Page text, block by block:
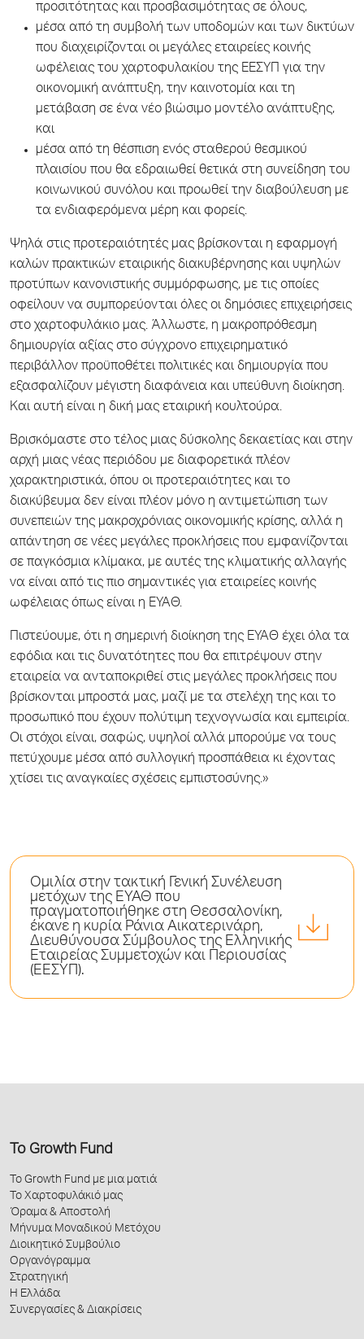
προσιτότητας και προσβασιμότητας σε όλους,
μέσα από τη συμβολή των υποδομών και των δικτύων
που διαχειρίζονται οι μεγάλες εταιρείες κοινής
ωφέλειας του χαρτοφυλακίου της ΕΕΣΥΠ για την
οικονομική ανάπτυξη, την καινοτομία και τη
μετάβαση σε ένα νέο βιώσιμο μοντέλο ανάπτυξης,
και
μέσα από τη θέσπιση ενός σταθερού θεσμικού
πλαισίου που θα εδραιωθεί θετικά στη συνείδηση του
κοινωνικού συνόλου και προωθεί την διαβούλευση με
τα ενδιαφερόμενα μέρη και φορείς.
Ψηλά στις προτεραιότητές μας βρίσκονται η εφαρμογή
καλών πρακτικών εταιρικής διακυβέρνησης και υψηλών
προτύπων κανονιστικής συμμόρφωσης, με τις οποίες
οφείλουν να συμπορεύονται όλες οι δημόσιες επιχειρήσεις
στο χαρτοφυλάκιο μας. Άλλωστε, η μακροπρόθεσμη
δημιουργία αξίας στο σύγχρονο επιχειρηματικό
περιβάλλον προϋποθέτει πολιτικές και δημιουργία που
εξασφαλίζουν μέγιστη διαφάνεια και υπεύθυνη διοίκηση.
Και αυτή είναι η δική μας εταιρική κουλτούρα.
Βρισκόμαστε στο τέλος μιας δύσκολης δεκαετίας και στην
αρχή μιας νέας περιόδου με διαφορετικά πλέον
χαρακτηριστικά, όπου οι προτεραιότητες και το
διακύβευμα δεν είναι πλέον μόνο η αντιμετώπιση των
συνεπειών της μακροχρόνιας οικονομικής κρίσης, αλλά η
απάντηση σε νέες μεγάλες προκλήσεις που εμφανίζονται
σε παγκόσμια κλίμακα, με αυτές της κλιματικής αλλαγής
να είναι από τις πιο σημαντικές για εταιρείες κοινής
ωφέλειας όπως είναι η ΕΥΑΘ.
Πιστεύουμε, ότι η σημερινή διοίκηση της ΕΥΑΘ έχει όλα τα
εφόδια και τις δυνατότητες που θα επιτρέψουν στην
εταιρεία να ανταποκριθεί στις μεγάλες προκλήσεις που
βρίσκονται μπροστά μας, μαζί με τα στελέχη της και το
προσωπικό που έχουν πολύτιμη τεχνογνωσία και εμπειρία.
Οι στόχοι είναι, σαφώς, υψηλοί αλλά μπορούμε να τους
πετύχουμε μέσα από συλλογική προσπάθεια κι έχοντας
χτίσει τις αναγκαίες σχέσεις εμπιστοσύνης.»
Ομιλία στην τακτική Γενική Συνέλευση
μετόχων της ΕΥΑΘ που
πραγματοποιήθηκε στη Θεσσαλονίκη,
έκανε η κυρία Ράνια Αικατερινάρη,
Διευθύνουσα Σύμβουλος της Ελληνικής
Εταιρείας Συμμετοχών και Περιουσίας
(ΕΕΣΥΠ).
Το Growth Fund
Το Growth Fund με μια ματιά
Το Χαρτοφυλάκιό μας
Όραμα & Αποστολή
Μήνυμα Μοναδικού Μετόχου
Διοικητικό Συμβούλιο
Οργανόγραμμα
Στρατηγική
Η Ελλάδα
Συνεργασίες & Διακρίσεις